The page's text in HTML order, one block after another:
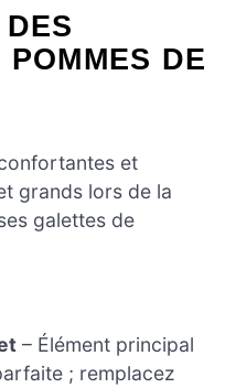
DE
et
grands lors de la
galettes de
– Élément principal
; remplacez